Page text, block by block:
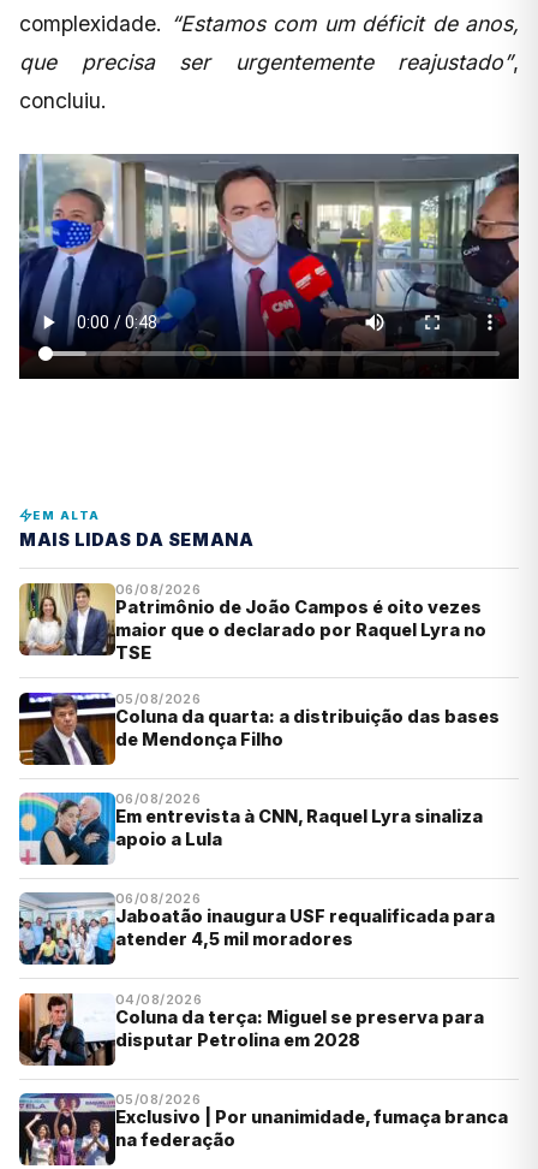
complexidade. “Estamos com um déficit de anos,
que precisa ser urgentemente reajustado”,
concluiu.
EM ALTA
MAIS LIDAS DA SEMANA
06/08/2026
Patrimônio de João Campos é oito vezes
maior que o declarado por Raquel Lyra no
TSE
05/08/2026
Coluna da quarta: a distribuição das bases
de Mendonça Filho
06/08/2026
Em entrevista à CNN, Raquel Lyra sinaliza
apoio a Lula
06/08/2026
Jaboatão inaugura USF requalificada para
atender 4,5 mil moradores
04/08/2026
Coluna da terça: Miguel se preserva para
disputar Petrolina em 2028
05/08/2026
Exclusivo | Por unanimidade, fumaça branca
na federação